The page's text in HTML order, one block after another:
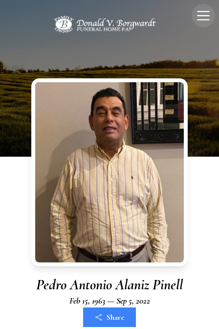
Pedro Antonio Alaniz Pinell
Feb 15, 1963 — Sep 5, 2022
Share